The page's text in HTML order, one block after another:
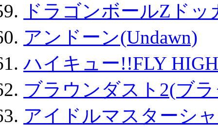
ドラゴンボールZド
アンドーン(Undawn)
ハイキュー!!FLY HIGH
ブラウンダスト2(ブ
アイドルマスターシ